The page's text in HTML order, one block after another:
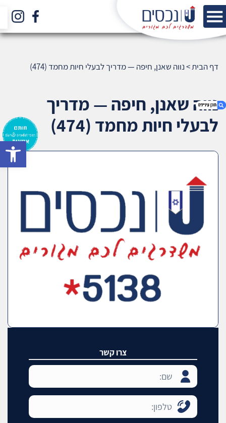
דף הבית>נווה שאנן, חיפה — מדריך לבעלי חיות מחמד (474)
נווה שאנן, חיפה — מדריך
לבעלי חיות מחמד (474)
צרו קשר